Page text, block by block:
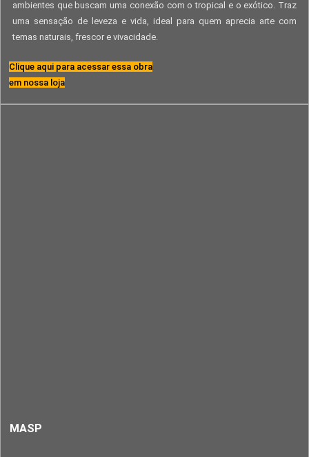
ambientes que buscam uma conexão com o tropical e o exótico. Traz
uma sensação de leveza e vida, ideal para quem aprecia arte com
temas naturais, frescor e vivacidade.
Clique aqui para acessar essa obra
em nossa loja
MASP